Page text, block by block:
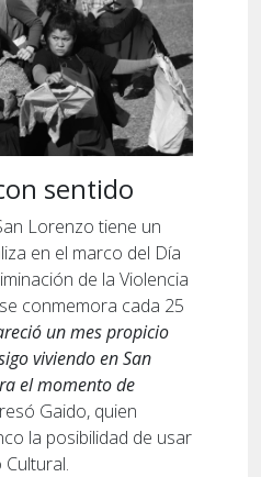
sentido
Lorenzo tiene un
en el marco del Día
de la Violencia
conmemora cada 25
un mes propicio
viviendo en San
el momento de
Gaido, quien
la posibilidad de usar